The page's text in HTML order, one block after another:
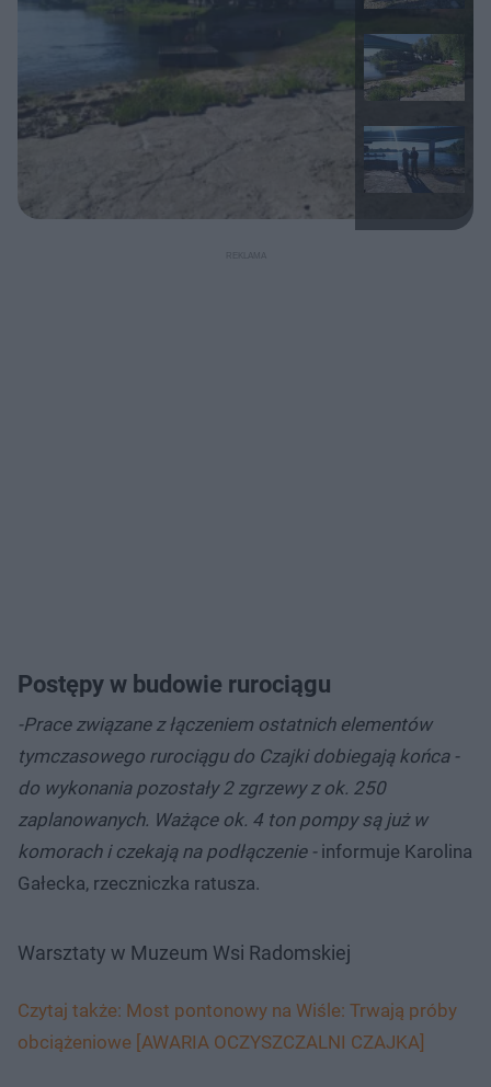
Postępy w budowie rurociągu
-Prace związane z łączeniem ostatnich elementów
tymczasowego rurociągu do Czajki dobiegają końca -
do wykonania pozostały 2 zgrzewy z ok. 250
zaplanowanych. Ważące ok. 4 ton pompy są już w
komorach i czekają na podłączenie -informuje Karolina
Gałecka, rzeczniczka ratusza.
Warsztaty w Muzeum Wsi Radomskiej
Czytaj także: Most pontonowy na Wiśle: Trwają próby
obciążeniowe [AWARIA OCZYSZCZALNI CZAJKA]